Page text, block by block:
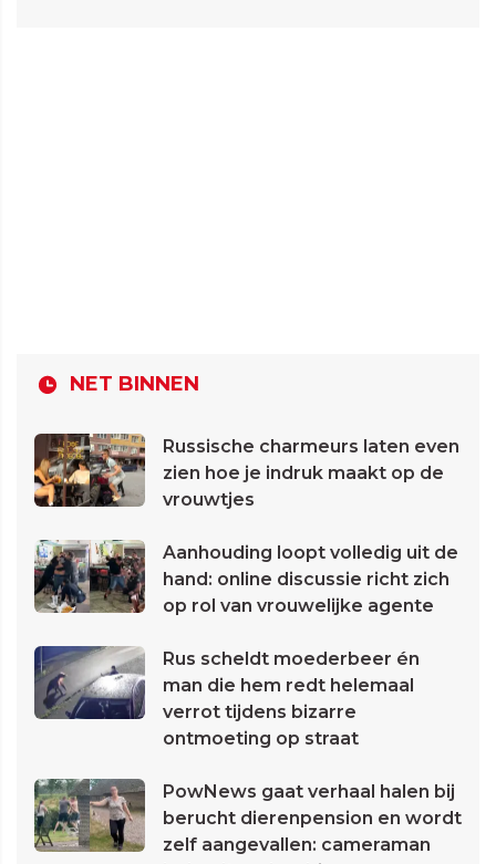
NET BINNEN
Russische charmeurs laten even
zien hoe je indruk maakt op de
vrouwtjes
Aanhouding loopt volledig uit de
hand: online discussie richt zich
op rol van vrouwelijke agente
Rus scheldt moederbeer én
man die hem redt helemaal
verrot tijdens bizarre
ontmoeting op straat
PowNews gaat verhaal halen bij
berucht dierenpension en wordt
zelf aangevallen: cameraman